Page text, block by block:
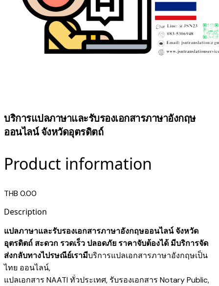
บริการแปลภาษาและรับรองเอกสารภาษาอังกฤษ
ออนไลน์ จังหวัดอุตรดิตถ์
Product information
THB 0.00
Description
แปลภาษาและรับรองเอกสารภาษาอังกฤษออนไลน์ จังหวัด
อุตรดิตถ์ สะดวก รวดเร็ว ปลอดภัย ราคาจับต้องได้ มีบริการจัด
ส่งกลับทางไปรษณีย์เรามีบริการแปลเอกสารภาษาอังกฤษเป็น
ไทย ออนไลน์,
แปลเอกสาร NAATI ​ทั่วประเทศ, รับรองเอกสาร Notary Public,